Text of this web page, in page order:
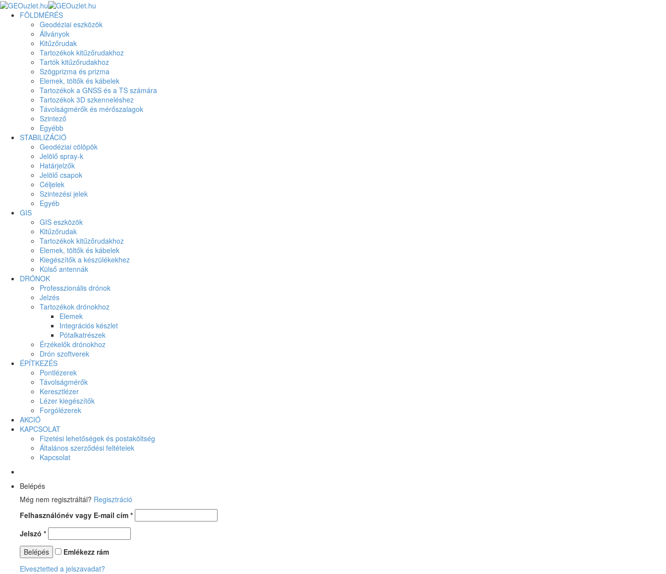
FÖLDMÉRÉS
Geodéziai eszközök
Állványok
Kitűzőrudak
Tartozékok kitűzőrudakhoz
Tartók kitűzőrudakhoz
Szögprizma és prizma
Elemek, töltők és kábelek
Tartozékok a GNSS és a TS számára
Tartozékok 3D szkenneléshez
Távolságmérők és mérőszalagok
Szintező
Egyébb
STABILIZÁCIÓ
Geodéziai cölöpök
Jelölő spray-k
Határjelzők
Jelölő csapok
Céljelek
Szintezési jelek
Egyéb
GIS
GIS eszközök
Kitűzőrudak
Tartozékok kitűzőrudakhoz
Elemek, töltők és kábelek
Kiegészítők a készülékekhez
Külső antennák
DRÓNOK
Professzionális drónok
Jelzés
Tartozékok drónokhoz
Elemek
Integrációs készlet
Pótalkatrészek
Érzékelők drónokhoz
Drón szoftverek
ÉPÍTKEZÉS
Pontlézerek
Távolságmérők
Keresztlézer
Lézer kiegészítők
Forgólézerek
AKCIÓ
KAPCSOLAT
Fizetési lehetőségek és postaköltség
Általános szerződési feltételek
Kapcsolat
Belépés
Még nem regisztráltál? Regisztráció
Felhasználónév vagy E-mail cím *
Jelszó *
Emlékezz rám
Elvesztetted a jelszavadat?